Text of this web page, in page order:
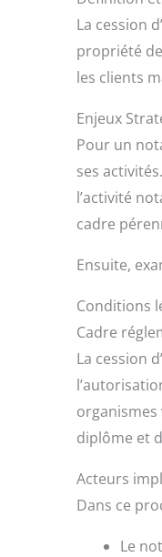
La cession
propriété
les clients
Enjeux
Pour un
ses
l’activité
cadre
Ensuite,
Conditions
Cadre
La cession
diplôme et
Acteurs
Dans ce
Le